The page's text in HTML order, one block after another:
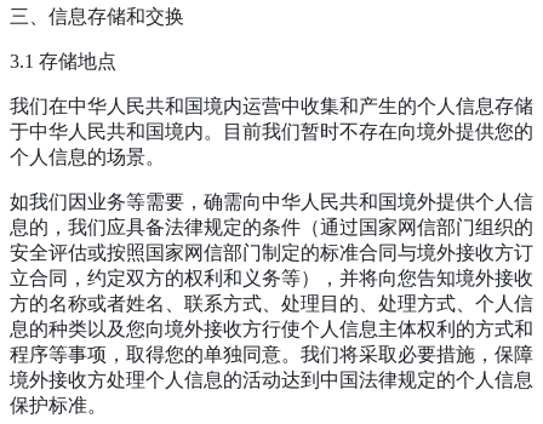
三、信息存储和交换
3.1 存储地点
我们在中华人民共和国境内运营中收集和产生的个人信息存储
于中华人民共和国境内。目前我们暂时不存在向境外提供您的
个人信息的场景。
如我们因业务等需要，确需向中华人民共和国境外提供个人信
息的，我们应具备法律规定的条件（通过国家网信部门组织的
安全评估或按照国家网信部门制定的标准合同与境外接收方订
立合同，约定双方的权利和义务等），并将向您告知境外接收
方的名称或者姓名、联系方式、处理目的、处理方式、个人信
息的种类以及您向境外接收方行使个人信息主体权利的方式和
程序等事项，取得您的单独同意。我们将采取必要措施，保障
境外接收方处理个人信息的活动达到中国法律规定的个人信息
保护标准。